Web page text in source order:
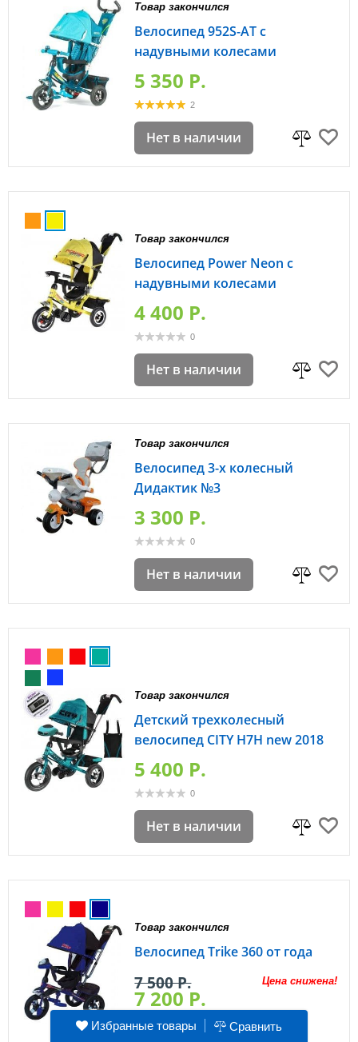
Товар закончился
Велосипед 952S-AT с
надувными колесами
5 350 P.
2
Нет в наличии
Товар закончился
Велосипед Power Neon с
надувными колесами
4 400 P.
0
Нет в наличии
Товар закончился
Велосипед 3-х колесный
Дидактик №3
3 300 P.
0
Нет в наличии
Товар закончился
Детский трехколесный
велосипед CITY H7H new 2018
5 400 P.
0
Нет в наличии
Товар закончился
Велосипед Trike 360 от года
Цена снижена!
7 500 P.
7 200 P.
11
Избранные товары